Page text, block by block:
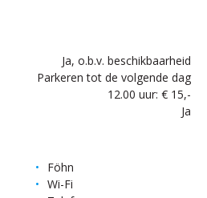
Ja, o.b.v. beschikbaarheid
Parkeren tot de volgende dag
12.00 uur: € 15,-
Ja
Föhn
Wi-Fi